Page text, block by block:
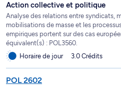
Action collective et politique
Analyse des relations entre syndicats,
mobilisations de masse et les
empiriques portent sur des cas
équivalent(s) : POL3560.
Horaire de jour
3.0 Crédits
POL 2602